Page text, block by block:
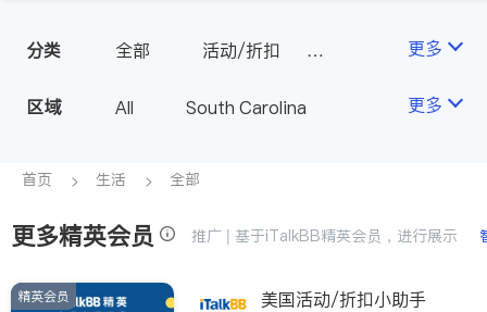
房地产租售 建筑装修
教育
非盈利组织
分类 全部
活动/折扣
更多
区域 All South Carolina 更多
首页 生活 全部
更多精英会员 推广 | 基于iTalkBB精英会员，进行展示
精英会员 美国活动/折扣小助手